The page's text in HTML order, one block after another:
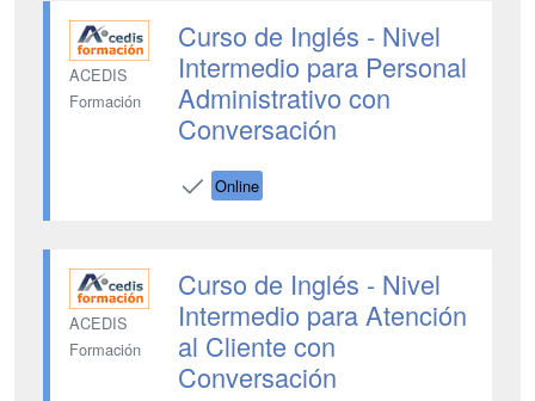
ACEDIS
Formación
Curso de Inglés - Nivel
Intermedio para Personal
Administrativo con
Conversación
Online
ACEDIS
Formación
Curso de Inglés - Nivel
Intermedio para Atención
al Cliente con
Conversación